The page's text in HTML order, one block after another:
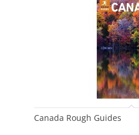
Canada Rough Guides